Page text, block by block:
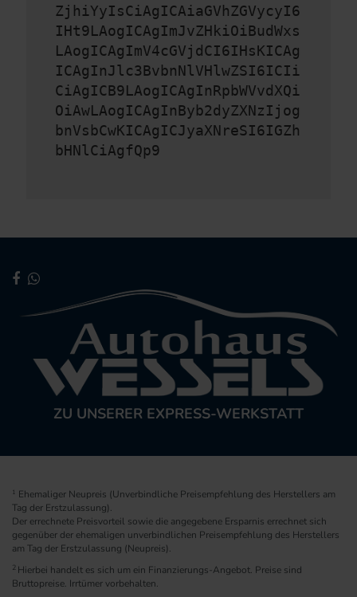
ZjhiYyIsCiAgICAiaGVhZGVycyI6
IHt9LAogICAgImJvZHkiOiBudWxs
LAogICAgImV4cGVjdCI6IHsKICAg
ICAgInJlc3BvbnNlVHlwZSI6ICIi
CiAgICB9LAogICAgInRpbWVvdXQi
OiAwLAogICAgInByb2dyZXNzIjog
bnVsbCwKICAgICJyaXNreSI6IGZh
bHNlCiAgfQp9
ZU UNSERER EXPRESS-WERKSTATT
1 Ehemaliger Neupreis (Unverbindliche Preisempfehlung des Herstellers am
Tag der Erstzulassung).
Der errechnete Preisvorteil sowie die angegebene Ersparnis errechnet sich
gegenüber der ehemaligen unverbindlichen Preisempfehlung des Herstellers
am Tag der Erstzulassung (Neupreis).
2 Hierbei handelt es sich um ein Finanzierungs-Angebot. Preise sind
Bruttopreise. Irrtümer vorbehalten.